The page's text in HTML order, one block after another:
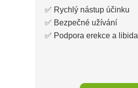
✅ Rychlý nástup účinku
✅ Bezpečné užívání
✅ Podpora erekce a libida